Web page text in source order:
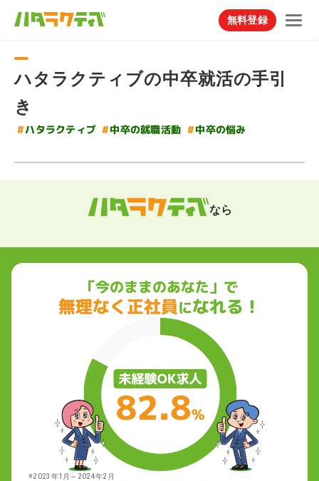
無料登録
ハタラクティブの中卒就活の手引
き
#ハタラクティブ #中卒の就職活動 #中卒の悩み
なら
「今のままのあなた」で
無理なく正社員になれる！
※2023年1月～2024年2月